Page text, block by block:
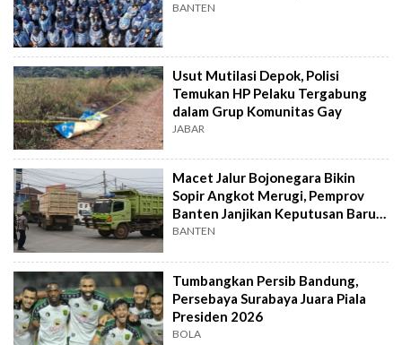
BANTEN
Usut Mutilasi Depok, Polisi
Temukan HP Pelaku Tergabung
dalam Grup Komunitas Gay
JABAR
Macet Jalur Bojonegara Bikin
Sopir Angkot Merugi, Pemprov
Banten Janjikan Keputusan Baru 4
Hari Lagi
BANTEN
Tumbangkan Persib Bandung,
Persebaya Surabaya Juara Piala
Presiden 2026
BOLA